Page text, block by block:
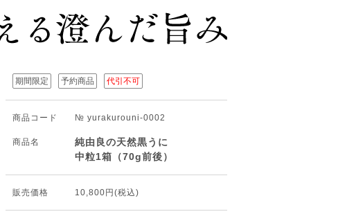
期間限定 予約商品 代引不可
商品コード № yurakurouni-0002
商品名
純由良の天然黒うに
中粒1箱（70g前後）
販売価格 10,800円(税込)